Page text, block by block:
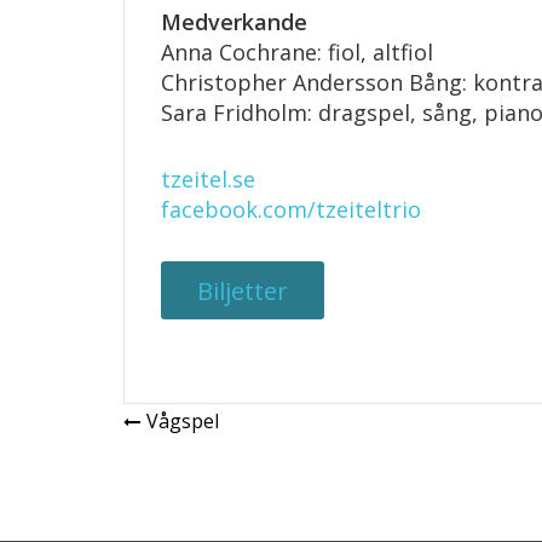
Medverkande
Anna Cochrane: fiol, altfiol
Christopher Andersson Bång:
Sara Fridholm: dragspel, sång, piano
tzeitel.se
facebook.com/tzeiteltrio
Biljetter
Inläggsnavigering
Vågspel